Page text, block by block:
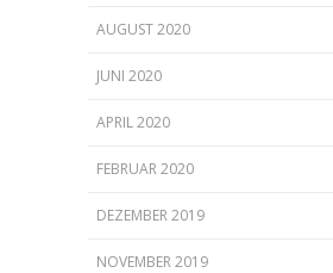
AUGUST 2020
JUNI 2020
APRIL 2020
FEBRUAR 2020
DEZEMBER 2019
NOVEMBER 2019